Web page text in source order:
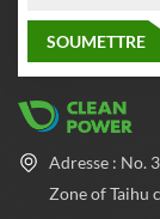
Adresse : No.
Zone of Taihu